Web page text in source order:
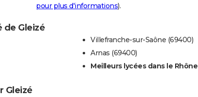
pour plus d'informations).
de Gleizé
Villefranche-sur-Saône (69400)
Arnas (69400)
Meilleurs lycées dans le Rhône
Gleizé